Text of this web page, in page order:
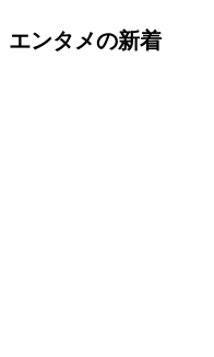
エンタメの新着